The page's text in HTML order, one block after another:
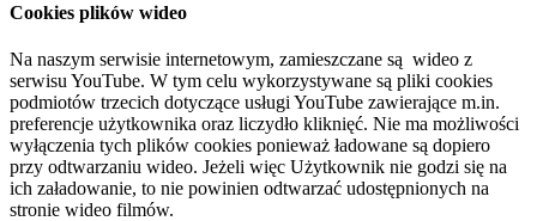
Cookies plików wideo
Na naszym serwisie internetowym, zamieszczane są wideo z
serwisu YouTube. W tym celu wykorzystywane są pliki cookies
podmiotów trzecich dotyczące usługi YouTube zawierające m.in.
preferencje użytkownika oraz liczydło kliknięć. Nie ma możliwości
wyłączenia tych plików cookies ponieważ ładowane są dopiero
przy odtwarzaniu wideo. Jeżeli więc Użytkownik nie godzi się na
ich załadowanie, to nie powinien odtwarzać udostępnionych na
stronie wideo filmów.